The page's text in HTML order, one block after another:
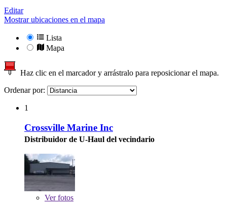
Editar
Mostrar ubicaciones en el mapa
Lista
Mapa
Haz clic en el marcador y arrástralo para reposicionar el mapa.
Ordenar por:
1
Crossville Marine Inc
Distribuidor de U-Haul del vecindario
Verfotos